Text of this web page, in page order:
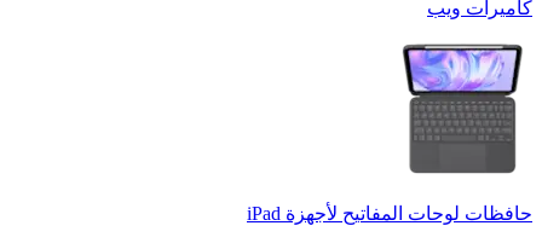
كاميرات ويب
حافظات لوحات المفاتيح لأجهزة ‏iPad